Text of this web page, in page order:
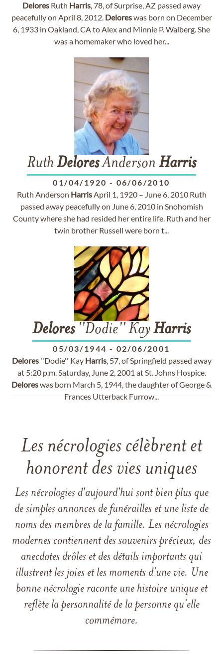
Delores Ruth Harris, 78, of Surprise, AZ passed away
peacefully on April 8, 2012. Deloreswas born on December
6, 1933 in Oakland, CA to Alex and Minnie P. Walberg. She
was a homemaker who loved her...
Ruth DeloresAnderson Harris
01/04/1920 - 06/06/2010
Ruth Anderson HarrisApril 1, 1920 – June 6, 2010 Ruth
passed away peacefully on June 6, 2010 in Snohomish
County where she had resided her entire life. Ruth and her
twin brother Russell were born t...
Delores''Dodie'' KayHarris
05/03/1944 - 02/06/2001
Delores''Dodie'' Kay Harris, 57, of Springfield passed away
at 5:20 p.m. Saturday, June 2, 2001 at St. Johns Hospice.
Deloreswas born March 5, 1944, the daughter of George &
Frances Utterback Furrow...
Les nécrologies célèbrent et
honorent des vies uniques
Les nécrologies d'aujourd'hui sont bien plus que
de simples annonces de funérailles et une liste de
noms des membres de la famille. Les nécrologies
modernes contiennent des souvenirs précieux, des
anecdotes drôles et des détails importants qui
illustrent les joies et les moments d'une vie. Une
bonne nécrologie raconte une histoire unique et
reflète la personnalité de la personne qu'elle
commémore.